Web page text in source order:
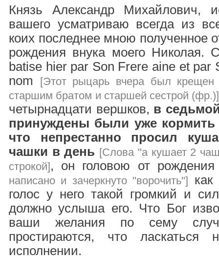
Князь Александр Михайлович,
вашего усматриваю всегда из
коих последнее мною полученное
рождения внука моего Николая.
batise hier par Son Frere aine et par
nom
[Этот рыцарь вчера был
старшим братом и старшей сестрой (фр.)]
четырнадцати вершков, в
принуждены были уже кормить
что непрестанно просил
чашки в день [Слова "а кушает 2
строкой], он головою от
написано и зачеркнуто "ворочить"]
голос у него такой громкий и
должно услыша его. Что Бог
ваши желания по сему
простираются, что
исполнении.